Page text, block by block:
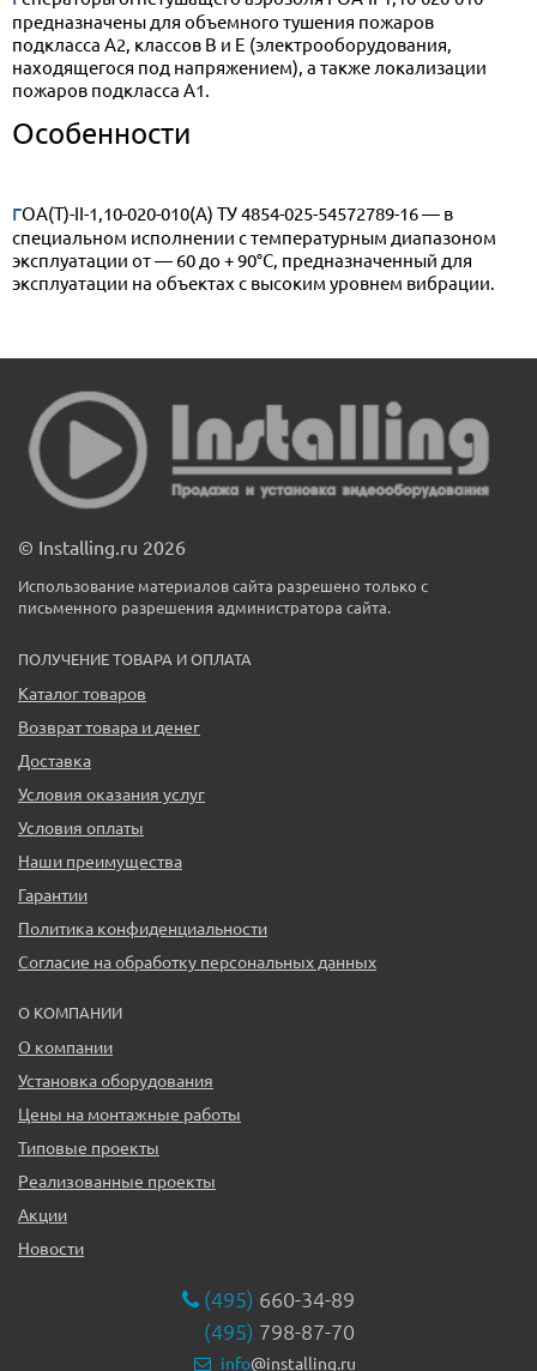
предназначены для объемного тушения пожаров
подкласса А2, классов В и Е (электрооборудования,
находящегося под напряжением), а также локализации
пожаров подкласса А1.
Особенности
ГОА(Т)-II-1,10-020-010(А) ТУ 4854-025-54572789-16 — в
специальном исполнении с температурным диапазоном
эксплуатации от — 60 до + 90°С, предназначенный для
эксплуатации на объектах с высоким уровнем вибрации.
© Installing.ru 2026
Использование материалов сайта разрешено только с
письменного разрешения администратора сайта.
ПОЛУЧЕНИЕ ТОВАРА И ОПЛАТА
Каталог товаров
Возврат товара и денег
Доставка
Условия оказания услуг
Условия оплаты
Наши преимущества
Гарантии
Политика конфиденциальности
Согласие на обработку персональных данных
О КОМПАНИИ
О компании
Установка оборудования
Цены на монтажные работы
Типовые проекты
Реализованные проекты
Акции
Новости
(495) 660-34-89
(495) 798-87-70
info@installing.ru